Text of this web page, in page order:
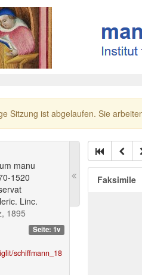
Sitzung ist abgelaufen. Sie
manu
1520
Linc.
1895
Seite: 1v
schiffmann_18
Faksimile